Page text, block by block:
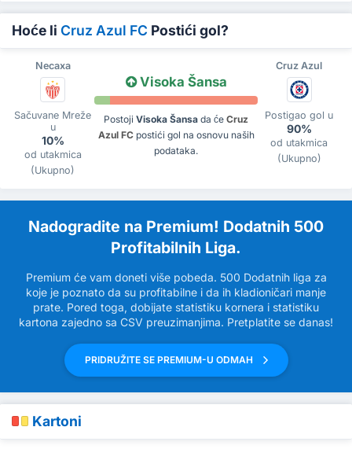
Hoće li Cruz Azul FC Postići gol?
Necaxa Cruz Azul
Sačuvane Mreže
u
10%
od utakmica
(Ukupno)
Visoka Šansa
Postoji Visoka Šansa da će Cruz
Azul FCpostići gol na osnovu naših
podataka.
Postigao gol u
90%
od utakmica
(Ukupno)
Nadogradite na Premium! Dodatnih 500
Profitabilnih Liga.
Premium će vam doneti više pobeda. 500 Dodatnih liga za
koje je poznato da su profitabilne i da ih kladioničari manje
prate. Pored toga, dobijate statistiku kornera i statistiku
kartona zajedno sa CSV preuzimanjima. Pretplatite se danas!
PRIDRUŽITE SE PREMIUM-U ODMAH
Kartoni